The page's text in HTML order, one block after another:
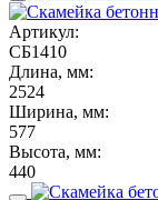
Артикул:
СБ1410
Длина, мм:
2524
Ширина, мм:
577
Высота, мм:
440